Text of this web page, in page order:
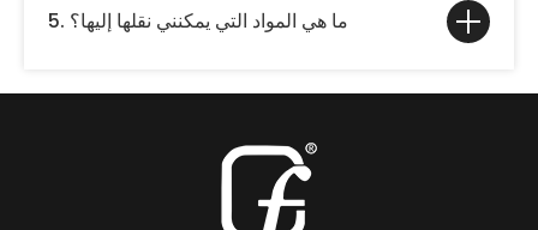
5. ما هي المواد التي يمكنني نقلها إليها؟